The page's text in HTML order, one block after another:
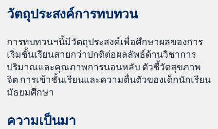
วัตถุประสงค์การทบทวน
การทบทวนฯนี้มีวัตถุประสงค์เพื่อศึกษาผลของการ
เริ่มชั้นเรียนสายกว่าปกติต่อผลลัพธ์ด้านวิชาการ
ปริมาณและคุณภาพการนอนหลับ ตัวชี้วัดสุขภาพ
จิต การเข้าชั้นเรียนและความตื่นตัวของเด็กนักเรียน
มัธยมศึกษา
ความเป็นมา